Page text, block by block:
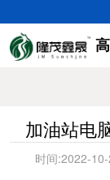
加油站电
时间:2022-